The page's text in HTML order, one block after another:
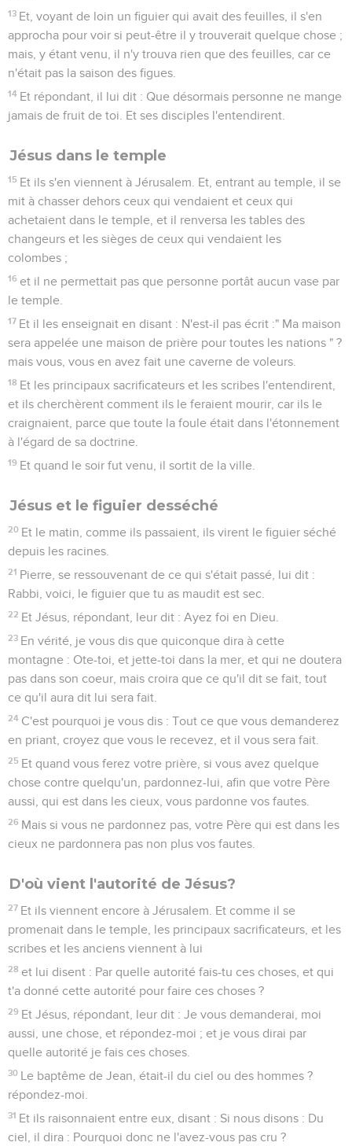
13 Et, voyant de loin un figuier qui avait des feuilles, il s'en
approcha pour voir si peut-être il y trouverait quelque chose ;
mais, y étant venu, il n'y trouva rien que des feuilles, car ce
n'était pas la saison des figues.
14 Et répondant, il lui dit : Que désormais personne ne mange
jamais de fruit de toi. Et ses disciples l'entendirent.
Jésus dans le temple
15 Et ils s'en viennent à Jérusalem. Et, entrant au temple, il se
mit à chasser dehors ceux qui vendaient et ceux qui
achetaient dans le temple, et il renversa les tables des
changeurs et les sièges de ceux qui vendaient les
colombes ;
16 et il ne permettait pas que personne portât aucun vase par
le temple.
17 Et il les enseignait en disant : N'est-il pas écrit :" Ma maison
sera appelée une maison de prière pour toutes les nations " ?
mais vous, vous en avez fait une caverne de voleurs.
18 Et les principaux sacrificateurs et les scribes l'entendirent,
et ils cherchèrent comment ils le feraient mourir, car ils le
craignaient, parce que toute la foule était dans l'étonnement
à l'égard de sa doctrine.
19 Et quand le soir fut venu, il sortit de la ville.
Jésus et le figuier desséché
20 Et le matin, comme ils passaient, ils virent le figuier séché
depuis les racines.
21 Pierre, se ressouvenant de ce qui s'était passé, lui dit :
Rabbi, voici, le figuier que tu as maudit est sec.
22 Et Jésus, répondant, leur dit : Ayez foi en Dieu.
23 En vérité, je vous dis que quiconque dira à cette
montagne : Ote-toi, et jette-toi dans la mer, et qui ne doutera
pas dans son coeur, mais croira que ce qu'il dit se fait, tout
ce qu'il aura dit lui sera fait.
24 C'est pourquoi je vous dis : Tout ce que vous demanderez
en priant, croyez que vous le recevez, et il vous sera fait.
25 Et quand vous ferez votre prière, si vous avez quelque
chose contre quelqu'un, pardonnez-lui, afin que votre Père
aussi, qui est dans les cieux, vous pardonne vos fautes.
26 Mais si vous ne pardonnez pas, votre Père qui est dans les
cieux ne pardonnera pas non plus vos fautes.
D'où vient l'autorité de Jésus?
27 Et ils viennent encore à Jérusalem. Et comme il se
promenait dans le temple, les principaux sacrificateurs, et les
scribes et les anciens viennent à lui
28 et lui disent : Par quelle autorité fais-tu ces choses, et qui
t'a donné cette autorité pour faire ces choses ?
29 Et Jésus, répondant, leur dit : Je vous demanderai, moi
aussi, une chose, et répondez-moi ; et je vous dirai par
quelle autorité je fais ces choses.
30 Le baptême de Jean, était-il du ciel ou des hommes ?
répondez-moi.
31 Et ils raisonnaient entre eux, disant : Si nous disons : Du
ciel, il dira : Pourquoi donc ne l'avez-vous pas cru ?